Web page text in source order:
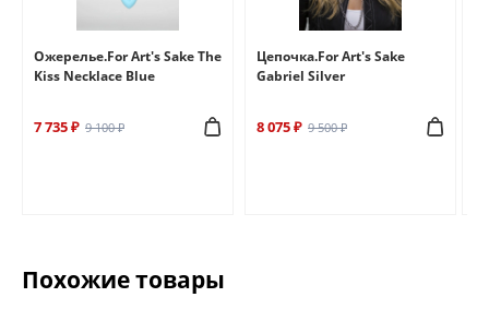
Ожерелье.For Art's Sake The
Kiss Necklace Blue
7 735 ₽ 9 100 ₽
Цепочка.For Art's Sake
Gabriel Silver
8 075 ₽ 9 500 ₽
Похожие товары